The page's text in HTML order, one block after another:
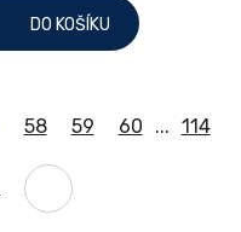
DO KOŠÍKU
58 59 60 ... 114